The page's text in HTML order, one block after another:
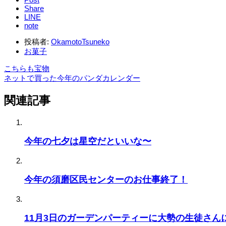
Share
LINE
note
投稿者: OkamotoTsuneko
お菓子
こちらも宝物
ネットで買った今年のパンダカレンダー
関連記事
今年の七夕は星空だといいな〜
今年の須磨区民センターのお仕事終了！
11月3日のガーデンパーティーに大勢の生徒さん